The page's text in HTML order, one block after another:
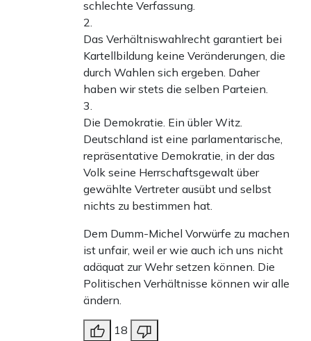
schlechte Verfassung.
2.
Das Verhältniswahlrecht garantiert bei
Kartellbildung keine Veränderungen, die
durch Wahlen sich ergeben. Daher
haben wir stets die selben Parteien.
3.
Die Demokratie. Ein übler Witz.
Deutschland ist eine parlamentarische,
repräsentative Demokratie, in der das
Volk seine Herrschaftsgewalt über
gewählte Vertreter ausübt und selbst
nichts zu bestimmen hat.
Dem Dumm-Michel Vorwürfe zu machen
ist unfair, weil er wie auch ich uns nicht
adäquat zur Wehr setzen können. Die
Politischen Verhältnisse können wir alle
ändern.
18